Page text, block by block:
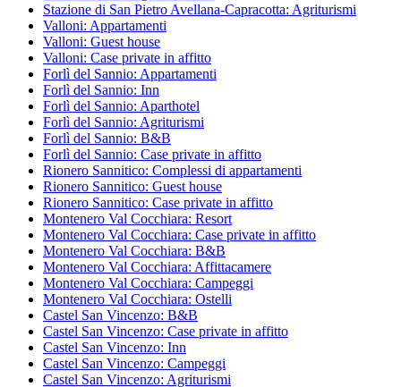
Stazione di San Pietro Avellana-Capracotta: Agriturismi
Valloni: Appartamenti
Valloni: Guest house
Valloni: Case private in affitto
Forlì del Sannio: Appartamenti
Forlì del Sannio: Inn
Forlì del Sannio: Aparthotel
Forlì del Sannio: Agriturismi
Forlì del Sannio: B&B
Forlì del Sannio: Case private in affitto
Rionero Sannitico: Complessi di appartamenti
Rionero Sannitico: Guest house
Rionero Sannitico: Case private in affitto
Montenero Val Cocchiara: Resort
Montenero Val Cocchiara: Case private in affitto
Montenero Val Cocchiara: B&B
Montenero Val Cocchiara: Affittacamere
Montenero Val Cocchiara: Campeggi
Montenero Val Cocchiara: Ostelli
Castel San Vincenzo: B&B
Castel San Vincenzo: Case private in affitto
Castel San Vincenzo: Inn
Castel San Vincenzo: Campeggi
Castel San Vincenzo: Agriturismi